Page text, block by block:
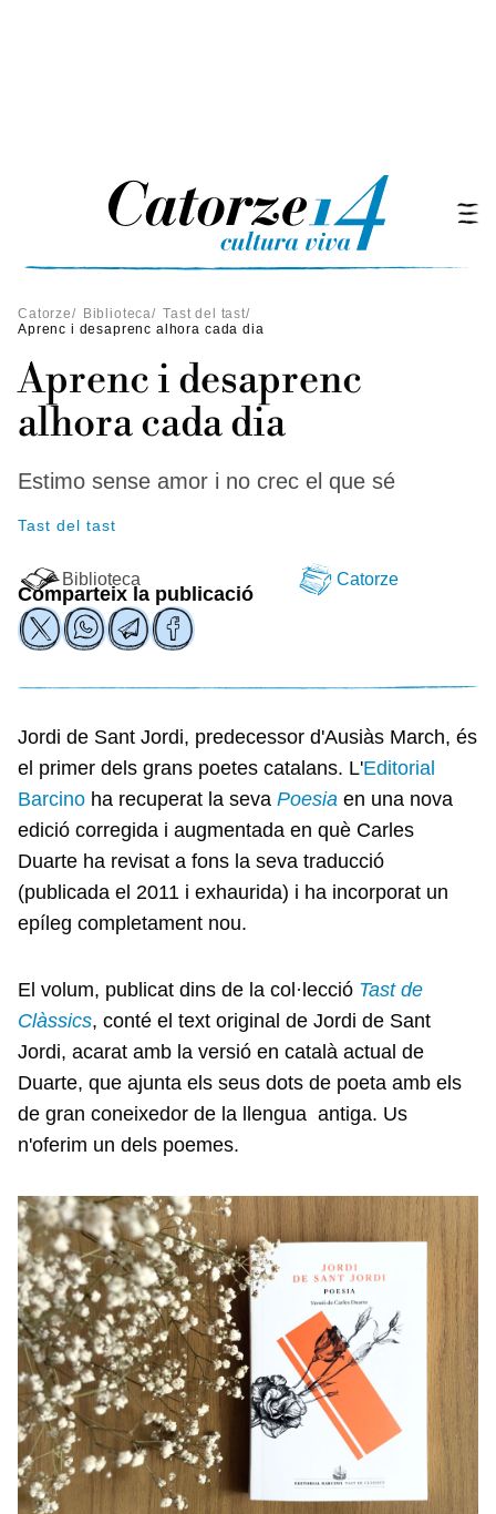
Catorze/ Biblioteca/ Tast del tast/
Aprenc i desaprenc alhora cada dia
Aprenc i desaprenc
alhora cada dia
Estimo sense amor i no crec el que sé
Tast del tast
Biblioteca Catorze
Comparteix la publicació
Jordi de Sant Jordi, predecessor d'Ausiàs March, és
el primer dels grans poetes catalans. L'Editorial
Barcino ha recuperat la seva Poesia en una nova
edició corregida i augmentada en què Carles
Duarte ha revisat a fons la seva traducció
(publicada el 2011 i exhaurida) i ha incorporat un
epíleg completament nou.
El volum, publicat dins de la col·lecció Tast de
Clàssics, conté el text original de Jordi de Sant
Jordi, acarat amb la versió en català actual de
Duarte, que ajunta els seus dots de poeta amb els
de gran coneixedor de la llengua antiga. Us
n'oferim un dels poemes.